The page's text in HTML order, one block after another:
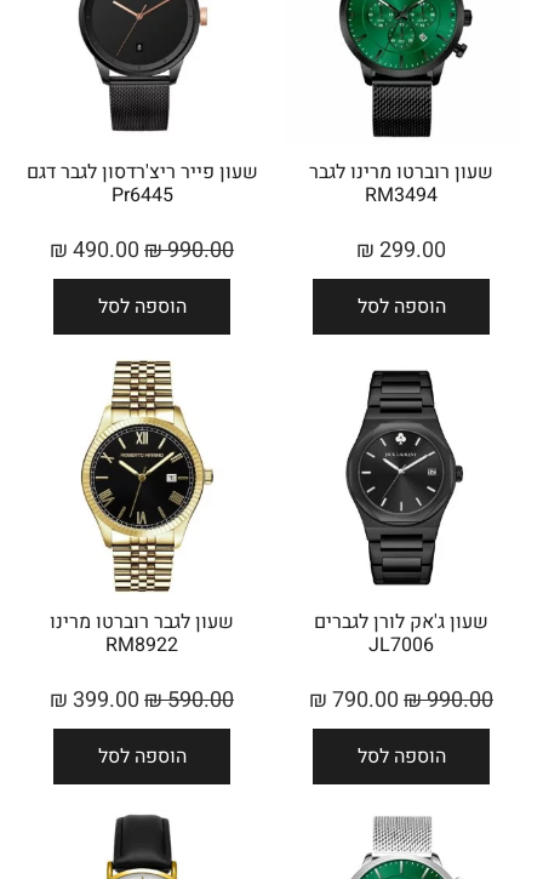
שעון רוברטו מרינו לגבר
RM3494
299.00
₪
הוספה לסל
שעון פייר ריצ'רדסון לגבר דגם
Pr6445
990.00
₪
490.00
₪
הוספה לסל
שעון ג'אק לורן לגברים
JL7006
990.00
₪
790.00
₪
הוספה לסל
שעון לגבר רוברטו מרינו
RM8922
590.00
₪
399.00
₪
הוספה לסל